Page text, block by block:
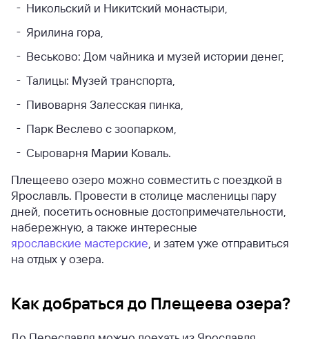
Никольский и Никитский монастыри,
Ярилина гора,
Веськово: Дом чайника и музей истории денег,
Талицы: Музей транспорта,
Пивоварня Залесская пинка,
Парк Веслево с зоопарком,
Сыроварня Марии Коваль.
Плещеево озеро можно совместить с поездкой в
Ярославль. Провести в столице масленицы пару
дней, посетить основные достопримечательности,
набережную, а также интересные
ярославские мастерские, и затем уже отправиться
на отдых у озера.
Как добраться до Плещеева озера?